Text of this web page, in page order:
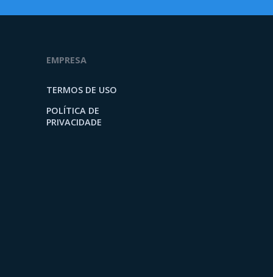
EMPRESA
TERMOS DE USO
POLÍTICA DE
PRIVACIDADE